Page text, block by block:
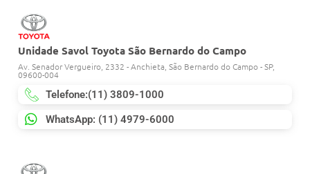
Unidade Savol Toyota São Bernardo do Campo
Av. Senador Vergueiro, 2332 - Anchieta, São Bernardo do Campo - SP,
09600-004
Telefone:(11) 3809-1000
WhatsApp: (11) 4979-6000